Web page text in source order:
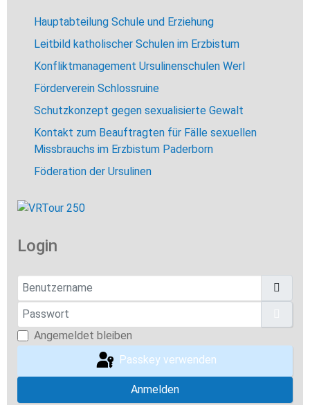
Hauptabteilung Schule und Erziehung
Leitbild katholischer Schulen im Erzbistum
Konfliktmanagement Ursulinenschulen Werl
Förderverein Schlossruine
Schutzkonzept gegen sexualisierte Gewalt
Kontakt zum Beauftragten für Fälle sexuellen
Missbrauchs im Erzbistum Paderborn
Föderation der Ursulinen
Login
Benutzername
Passwort
Angemeldet bleiben
Passkey verwenden
Anmelden